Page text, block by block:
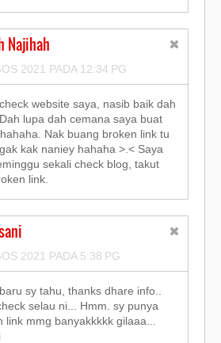
Najihah
2021 PADA 12:34 PG
website saya, nasib baik dah
lupa dah cemana saya buat
Nak buang broken link tu
kak naniey hahaha >.< Saya
sekali check blog, takut
link.
2021 PADA 5:38 PG
sy tahu, thanks dhare info..
selau ni... Hmm. sy punya
link mmg banyakkkkk gilaaa...